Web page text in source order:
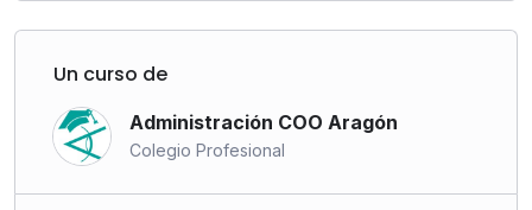
Un curso de
Administración COO Aragón
Colegio Profesional